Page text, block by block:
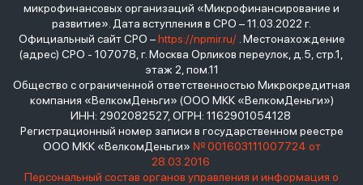
микрофинансовых организаций «Микрофинансирование и
развитие». Дата вступления в СРО – 11.03.2022 г.
Официальный сайт СРО –https://npmir.ru/. Местонахождение
(адрес) СРО - 107078, г. Москва Орликов переулок, д.5, стр.1,
этаж 2, пом.11
Общество с ограниченной ответственностью Микрокредитная
компания «ВелкомДеньги» (ООО МКК «ВелкомДеньги»)
ИНН: 2902082527, ОГРН: 1162901054128
Регистрационный номер записи в государственном реестре
ООО МКК «ВелкомДеньги» № 001603111007724 от
28.03.2016
Персональный состав органов управления и информация о